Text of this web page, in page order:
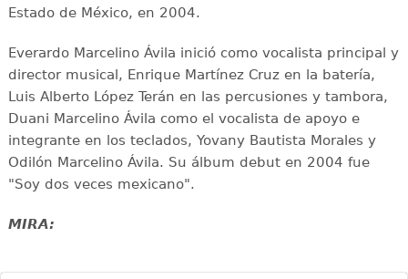
Estado de México, en 2004.
Everardo Marcelino Ávila inició como vocalista principal y
director musical, Enrique Martínez Cruz en la batería,
Luis Alberto López Terán en las percusiones y tambora,
Duani Marcelino Ávila como el vocalista de apoyo e
integrante en los teclados, Yovany Bautista Morales y
Odilón Marcelino Ávila. Su álbum debut en 2004 fue
"Soy dos veces mexicano".
MIRA: